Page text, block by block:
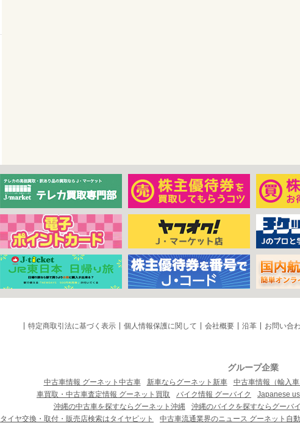
特定商取引法に基づく表示 個人情報保護に関して 会社概要 沿革 お問い合
グループ企業
中古車情報 グーネット中古車 新車ならグーネット新車 中古車情報（輸入
車買取・中古車査定情報 グーネット買取
バイク情報 グーバイク Japanese
沖縄の中古車を探すならグーネット沖縄
沖縄のバイクを探すならグーバ
タイヤ交換・取付・販売店検索はタイヤピット
中古車流通業界のニュース グーネット自